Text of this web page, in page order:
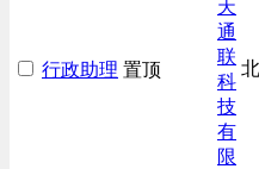
行政助理 置顶
天
通
联
科
技
有
限